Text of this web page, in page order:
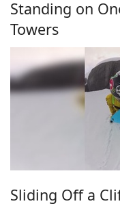
Standing on
Towers
Sliding Off a